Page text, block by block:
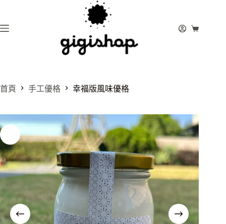
主
購
首頁 手工優格 幸福版風味優格